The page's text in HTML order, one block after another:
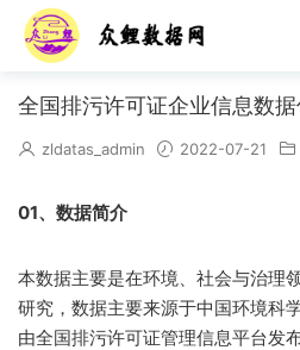
全国排污许可证企业信息数
zldatas_admin 2022-07-21
01、数据简介
本数据主要是在环境、社会与治理
研究，数据主要来源于中国环境科
由全国排污许可证管理信息平台发